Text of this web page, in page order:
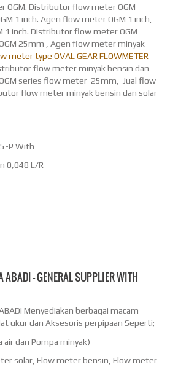
OGM. Distributor flow meter OGM
1 inch. Agen flow meter OGM 1 inch,
1 inch. Distributor flow meter OGM
25mm , Agen flow meter minyak
meter type OVAL GEAR FLOWMETER
flow meter minyak bensin dan
series flow meter 25mm, Jual flow
flow meter minyak bensin dan solar
P With
0,048 L/R
– GENERAL SUPPLIER WITH
Menyediakan berbagai macam
ukur dan Aksesoris perpipaan Seperti;
air dan Pompa minyak)
solar, Flow meter bensin, Flow meter